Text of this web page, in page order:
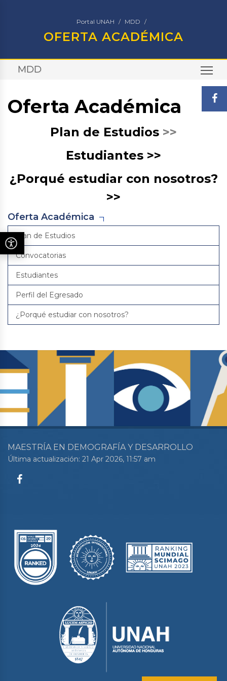
Portal UNAH MDD
OFERTA ACADÉMICA
MDD
Oferta Académica
Plan de Estudios >>
Estudiantes >>
¿Porqué estudiar con nosotros?
>>
Oferta Académica
Plan de Estudios
Convocatorias
Estudiantes
Perfil del Egresado
¿Porqué estudiar con nosotros?
MAESTRÍA EN DEMOGRAFÍA Y DESARROLLO
Última actualización: 21 Apr 2026, 11:57 am